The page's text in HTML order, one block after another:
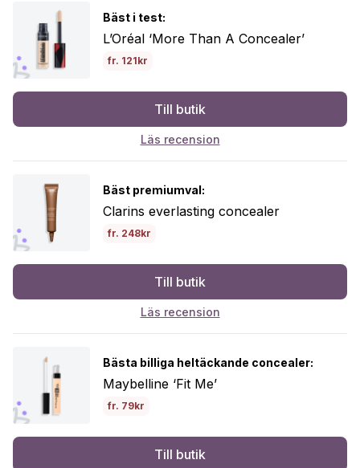
Bäst i test:
L’Oréal ‘More Than A Concealer’
fr. 121kr
Till butik
Läs recension
Bäst premiumval:
Clarins everlasting concealer
fr. 248kr
Till butik
Läs recension
Bästa billiga heltäckande concealer:
Maybelline ‘Fit Me’
fr. 79kr
Till butik